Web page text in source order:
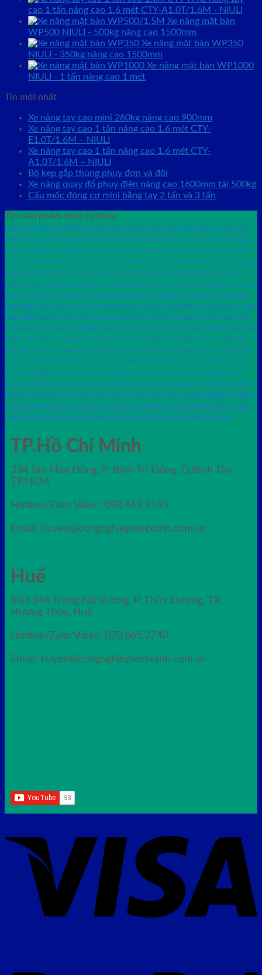
cao 1 tấn nâng cao 1.6 mét CTY-A1.0T/1.6M - NIULI
Xe nâng mặt bàn
WP500 NIULI - 500kg nâng cao 1500mm
Xe nâng mặt bàn WP350
NIULI - 350kg nâng cao 1500mm
Xe nâng mặt bàn WP1000
NIULI - 1 tấn nâng cao 1 mét
Tin mới nhất
Xe nâng tay cao mini 260kg nâng cao 900mm
Xe nâng tay cao 1 tấn nâng cao 1.6 mét CTY-
E1.0T/1.6M – NIULI
Xe nâng tay cao 1 tấn nâng cao 1.6 mét CTY-
A1.0T/1.6M – NIULI
Bộ kẹp gắp thùng phuy đơn và đôi
Xe nâng quay đổ phuy điện nâng cao 1600mm tải 500kg
Cẩu mốc động cơ mini bằng tay 2 tấn và 3 tấn
Tìm sản phẩm theo từ khóa
bánh tải xe nâng tay 80x70 pu bánh xe lái nâng tay thấp 2 tấn 160x50 bánh xe nâng tay
70x80 bánh xe nâng tay 80x70 nylon bộ nguồn motor bơm 12v -1.6kw càng cùm bánh xe
nâng tay 3000kg cùm bánh xe nâng tay 70x80 cùm càng bánh xe nâng tay 2.5 tấn cùm
càng lắp bánh xe nâng tay thấp 3 tấn cùm càng lắp bánh xe nâng tay thấp 70x80 motor bộ
nguồn thủy lực dc12v sửa chữa xe nâng sửa chữa xe nâng di chuyển phuy sửa chữa xe
nâng mặt bàn sửa chữa xe nâng phuy sửa chữa xe nâng tay sửa chữa xe nâng tay cao vai
đòn bẫy xe nâng tay vỏ xe nâng yokohama xe nâng hàng 4000kg xe nâng quay đổ phuy
bằng điện 500kg nâng cao 1.6 mét xe nâng quay đổ phuy bằng điện cao 1600mm xe nâng
quay đổ thùng phuy bằng điện cao 1.6 mét tải trọng 500kg xe nâng tay 5 tấn càng rộng
685x1220mm xe nâng tay 2500kg càng rộng niuli xe nâng tay bậc thang 1500kg nâng cao
800mm xe nâng tay càng rộng 2.5 tấn ichimens xe nâng tay cắt kéo giá rẻ xe nâng tay
siêu dài 1.5 mét xe nâng tay siêu dài 2 mét giá rẻ xe nâng tay thấp 4 tấn càng rộng niuli
xe nâng tay thấp 1500kg xe nâng tay thấp càng rộng 4000kg xe nâng tay thấp càng siêu
dài 2m tải 2000kg xe nâng tay thấp siêu dài 2m càng hẹp xe nâng tay thấp siêu ngắn
800mm 2500kg ichimens xe nâng tay thấp siêu ngắn xt540-800-2.5t xe đẩy hàng 300kg
mặt sàn nhựa lồng thép xe đẩy hàng lồng sắt xe đẩy hàng mặt sàn nhựa 300kg lồng thép
xe đẩy hàng mặt sàn nhựa lồng thép xe đẩy hàng mặt sàn nhựa lồng thép 300kg xe đẩy
hàng mặt sàn sắt 150kg xe đẩy hàng mặt sàn sắt 350kg xe đẩy xtl130ds tải 350kg
TP.Hồ Chí Minh
334 Tân Hòa Đông, P. Bình Trị Đông, Q.Bình Tân,
TP.HCM
Hotline/Zalo/Viber: 098.442.3150
Email: huyen@congnghiepvietxanh.com.vn
Huế
Kiệt 344 Trưng Nữ Vương, P. Thủy Dương, TX.
Hương Thủy, Huế
Hotline/Zalo/Viber: 070.865.2740
Email: huyen@congnghiepvietxanh.com.vn